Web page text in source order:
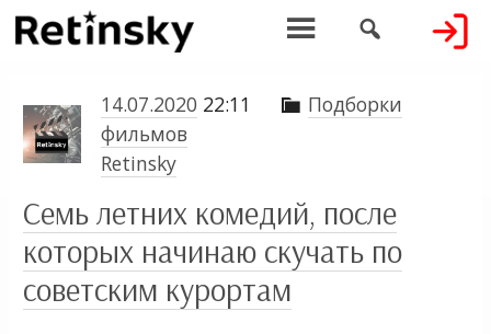
 
14.07.2020 22:11  Подборки
фильмов
Retinsky
Семь летних комедий, после
которых начинаю скучать по
советским курортам